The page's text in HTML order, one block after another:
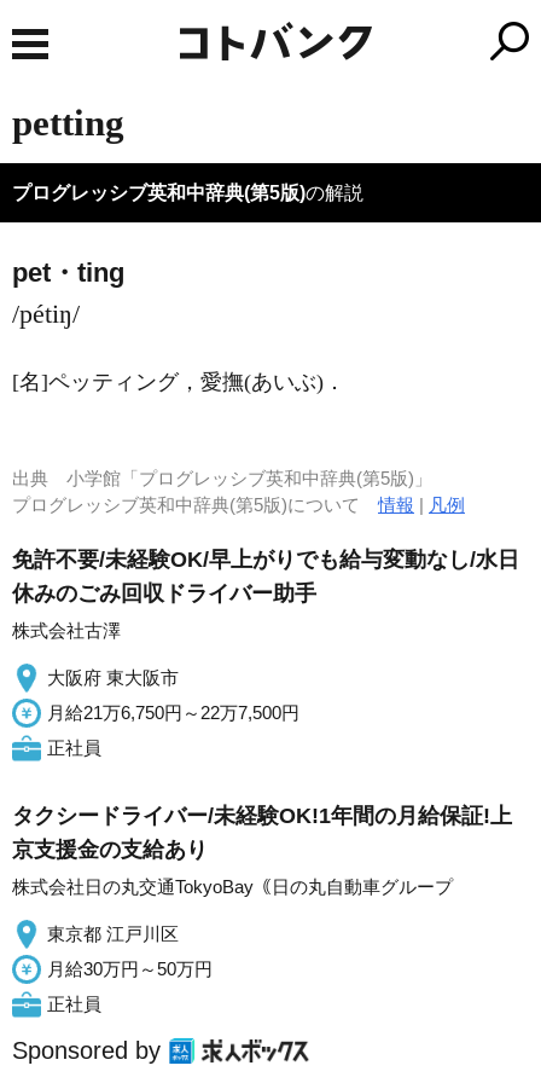
petting
プログレッシブ英和中辞典(第5版)の解説
pet・ting
/pétiŋ/
[名]ペッティング，愛撫(あいぶ) ．
出典 小学館「プログレッシブ英和中辞典(第5版)」
プログレッシブ英和中辞典(第5版)について情報 | 凡例
免許不要/未経験OK/早上がりでも給与変動なし/水日
休みのごみ回収ドライバー助手
株式会社古澤
大阪府 東大阪市
月給21万6,750円～22万7,500円
正社員
タクシードライバー/未経験OK!1年間の月給保証!上
京支援金の支給あり
株式会社日の丸交通TokyoBay｟日の丸自動車グループ
東京都 江戸川区
月給30万円～50万円
正社員
Sponsored by